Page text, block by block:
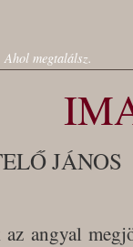
megtalálsz.
JÁNOS
az angyal